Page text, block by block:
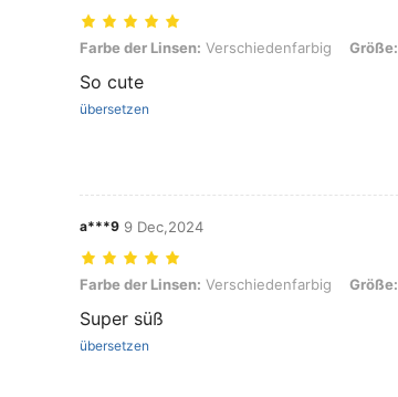
Farbe der Linsen: Verschiedenfarbig, Größe:
Farbe der Linsen: Verschiedenfarbig Größe:
So cute
übersetzen
a***9 9 Dec,2024
Farbe der Linsen: Verschiedenfarbig, Größe:
Farbe der Linsen: Verschiedenfarbig Größe:
Super süß
übersetzen